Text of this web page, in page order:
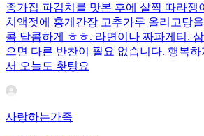
종가집 파김치를 맛본 후에 살짝 따라쟁
치액젓에 홍게간장 고추가루 올리고당
콤 달콤하게 ㅎㅎ. 라면이나 짜파게티.
으면 다른 반찬이 필요 없습니다. 행복
서 오늘도 홧팅요
사랑하는가족